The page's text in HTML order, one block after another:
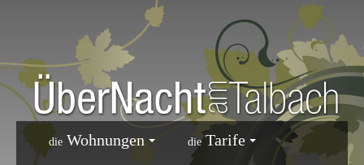
die Wohnungen dieTarife